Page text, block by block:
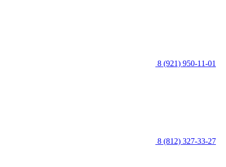
8 (921) 950-11-01
8 (812) 327-33-27